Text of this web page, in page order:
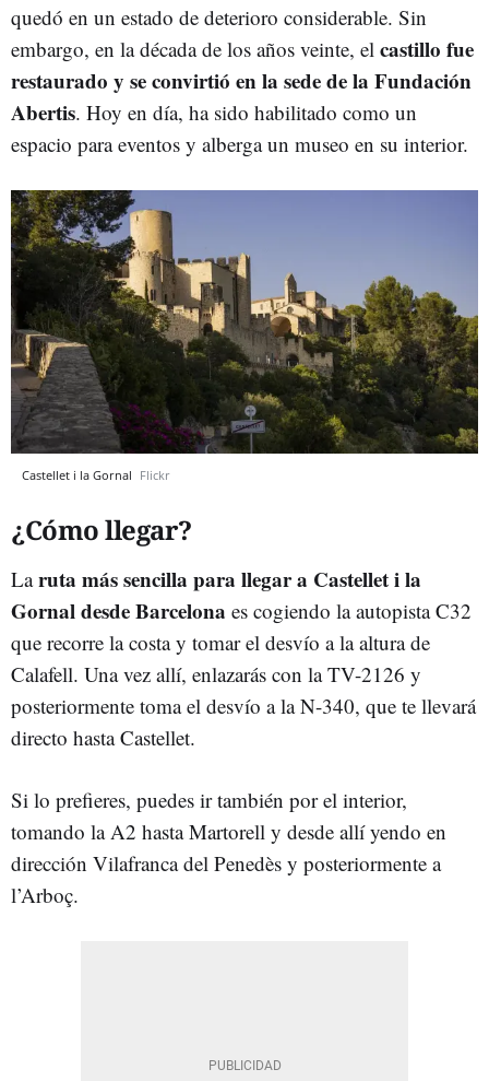
quedó en un estado de deterioro considerable. Sin
embargo, en la década de los años veinte, el castillo fue
restaurado y se convirtió en la sede de la Fundación
Abertis. Hoy en día, ha sido habilitado como un
espacio para eventos y alberga un museo en su interior.
Castellet i la Gornal Flickr
¿Cómo llegar?
Laruta más sencilla para llegar a Castellet i la
Gornaldesde Barcelona es cogiendo la autopista C32
que recorre la costa y tomar el desvío a la altura de
Calafell. Una vez allí, enlazarás con la TV-2126 y
posteriormente toma el desvío a la N-340, que te llevará
directo hasta Castellet.
Si lo prefieres, puedes ir también por el interior,
tomando la A2 hasta Martorell y desde allí yendo en
dirección Vilafranca del Penedès y posteriormente a
l’Arboç.